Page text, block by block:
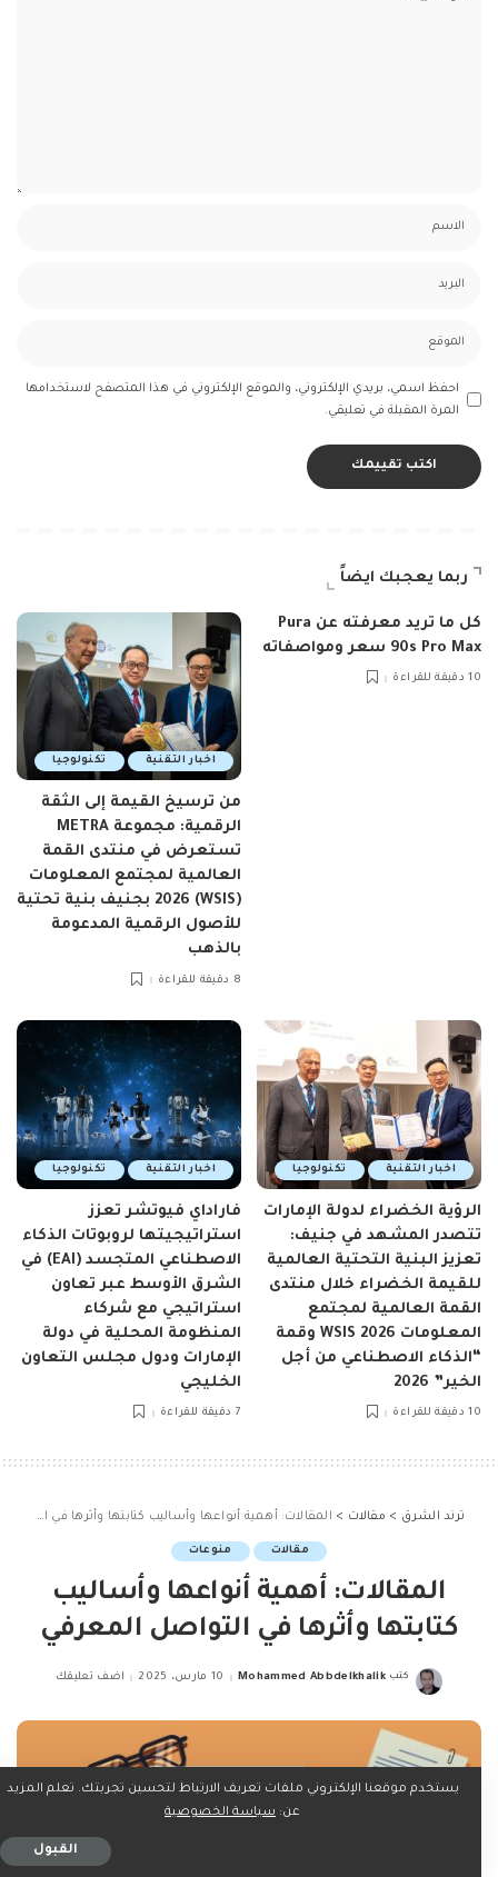
احفظ اسمي، بريدي الإلكتروني، والموقع الإلكتروني في هذا المتصفح لاستخدامها
المرة المقبلة في تعليقي.
ربما يعجبك ايضاً
كل ما تريد معرفته عن Pura
90s Pro Max سعر ومواصفاته
10 دقيقة للقراءة
اخبار التقنية تكنولوجيا
من ترسيخ القيمة إلى الثقة
الرقمية: مجموعة METRA
تستعرض في منتدى القمة
العالمية لمجتمع المعلومات
(WSIS) 2026 بجنيف بنية تحتية
للأصول الرقمية المدعومة
بالذهب
8 دقيقة للقراءة
اخبار التقنية تكنولوجيا
الرؤية الخضراء لدولة الإمارات
تتصدر المشهد في جنيف:
تعزيز البنية التحتية العالمية
للقيمة الخضراء خلال منتدى
القمة العالمية لمجتمع
المعلومات WSIS 2026 وقمة
“الذكاء الاصطناعي من أجل
الخير” 2026
10 دقيقة للقراءة
اخبار التقنية تكنولوجيا
فاراداي فيوتشر تعزز
استراتيجيتها لروبوتات الذكاء
الاصطناعي المتجسد (EAI) في
الشرق الأوسط عبر تعاون
استراتيجي مع شركاء
المنظومة المحلية في دولة
الإمارات ودول مجلس التعاون
الخليجي
7 دقيقة للقراءة
ترند الشرق > مقالات > المقالات: أهمية أنواعها وأساليب كتابتها وأثرها في التواصل المعرفي
مقالات منوعات
المقالات: أهمية أنواعها وأساليب
كتابتها وأثرها في التواصل المعرفي
Posted
كتب Mohammed Abbdelkhalik 10 مارس، 2025 اضف تعليقك
يستخدم موقعنا الإلكتروني ملفات تعريف الارتباط لتحسين تجربتك. تعلم المزيد
عن: سياسة الخصوصية
القبول